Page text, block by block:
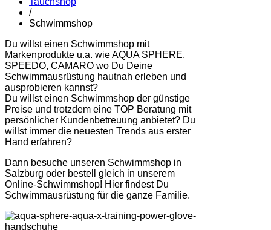
/
Schwimmshop
Du willst einen Schwimmshop mit
Markenprodukte u.a. wie AQUA SPHERE,
SPEEDO, CAMARO wo Du Deine
Schwimmausrüstung hautnah erleben und
ausprobieren kannst?
Du willst einen Schwimmshop der günstige
Preise und trotzdem eine TOP Beratung mit
persönlicher Kundenbetreuung anbietet? Du
willst immer die neuesten Trends aus erster
Hand erfahren?
Dann besuche unseren Schwimmshop in
Salzburg oder bestell gleich in unserem
Online-Schwimmshop! Hier findest Du
Schwimmausrüstung für die ganze Familie.